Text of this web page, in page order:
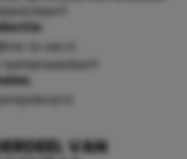
VAN
to-we.nl
samenwerken?